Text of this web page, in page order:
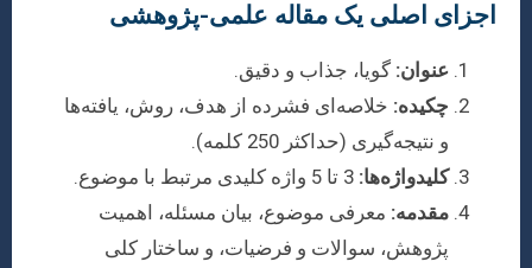
اجزای اصلی یک مقاله علمی-پژوهشی
عنوان: گویا، جذاب و دقیق.
چکیده: خلاصه‌ای فشرده از هدف، روش، یافته‌ها
و نتیجه‌گیری (حداکثر 250 کلمه).
کلیدواژه‌ها:
مقدمه: معرفی موضوع، بیان مسئله، اهمیت
پژوهش، سوالات و فرضیات، و ساختار کلی